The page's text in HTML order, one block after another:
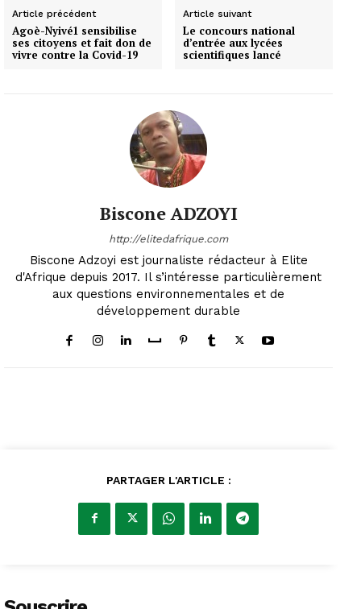
Article précédent
Agoè-Nyivé1 sensibilise
ses citoyens et fait don de
vivre contre la Covid-19
Article suivant
Le concours national
d’entrée aux lycées
scientifiques lancé
Biscone ADZOYI
http://elitedafrique.com
Biscone Adzoyi est journaliste rédacteur à Elite
d'Afrique depuis 2017. Il s’intéresse particulièrement
aux questions environnementales et de
développement durable
PARTAGER L'ARTICLE :